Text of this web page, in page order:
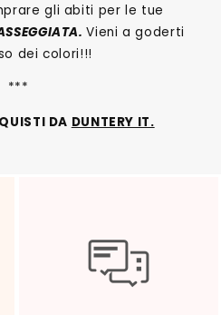
gli abiti per le tue
Vieni a goderti
dei colori!!!
***
DA DUNTERY IT.